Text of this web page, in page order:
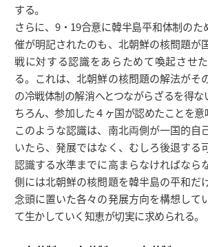
する。
さらに、9・19合意に韓半島平和体制のた
催が明記されたのも、北朝鮮の核問題が
戦に対する認識をあらためて喚起させ
る。これは、北朝鮮の核問題の解法がそ
の冷戦体制の解消へとつながらざるを得な
ちろん、参加した４ヶ国が認めたことを意
このような認識は、南北両側が一国的自
いたら、発展ではなく、むしろ後退する
認識する水準までに高まらなければなら
側には北朝鮮の核問題を韓半島の平和だ
念頭に置いた各々の発展方向を構想して
て生かしていく知恵が切実に求められる。